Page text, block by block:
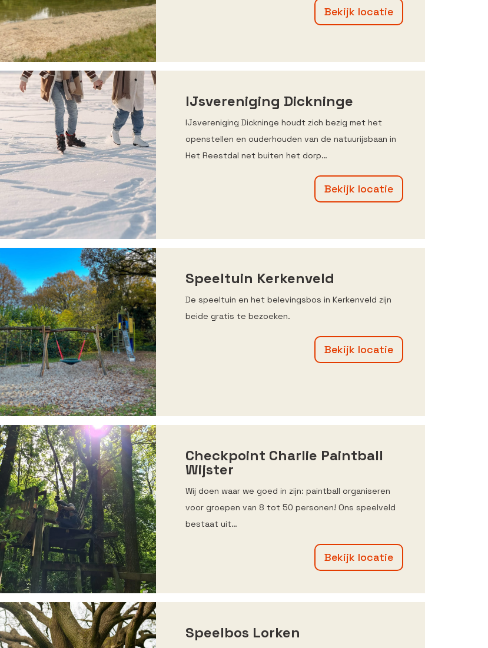
Bekijk locatie
IJsvereniging Dickninge
IJsvereniging Dickninge houdt zich bezig met het
openstellen en ouderhouden van de natuurijsbaan in
Het Reestdal net buiten het dorp…
Bekijk locatie
Speeltuin Kerkenveld
De speeltuin en het belevingsbos in Kerkenveld zijn
beide gratis te bezoeken.
Bekijk locatie
Checkpoint Charlie Paintball
Wijster
Wij doen waar we goed in zijn: paintball organiseren
voor groepen van 8 tot 50 personen! Ons speelveld
bestaat uit…
Bekijk locatie
Speelbos Lorken